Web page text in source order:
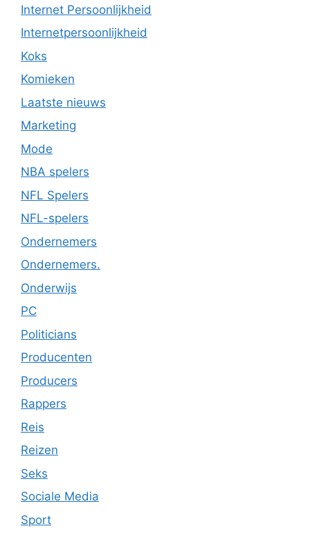
Internet Persoonlijkheid
Internetpersoonlijkheid
Koks
Komieken
Laatste nieuws
Marketing
Mode
NBA spelers
NFL Spelers
NFL-spelers
Ondernemers
Ondernemers.
Onderwijs
PC
Politicians
Producenten
Producers
Rappers
Reis
Reizen
Seks
Sociale Media
Sport